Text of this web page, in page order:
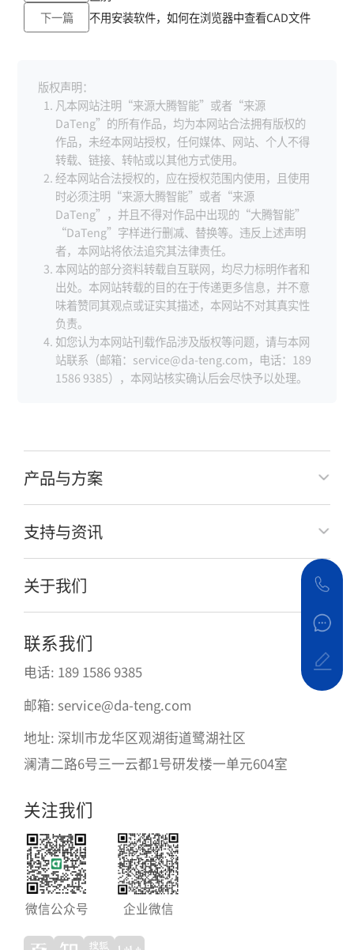
下一篇
不用安装软件，如何在浏览器中查看CAD文件
版权声明：
凡本网站注明“来源大腾智能”或者“来源
DaTeng”的所有作品，均为本网站合法拥有版权的
作品，未经本网站授权，任何媒体、网站、个人不得
转载、链接、转帖或以其他方式使用。
经本网站合法授权的，应在授权范围内使用，且使用
时必须注明“来源大腾智能”或者“来源
DaTeng”，并且不得对作品中出现的“大腾智能”
“DaTeng”字样进行删减、替换等。违反上述声明
者，本网站将依法追究其法律责任。
本网站的部分资料转载自互联网，均尽力标明作者和
出处。本网站转载的目的在于传递更多信息，并不意
味着赞同其观点或证实其描述，本网站不对其真实性
负责。
如您认为本网站刊载作品涉及版权等问题，请与本网
站联系（邮箱：service@da-teng.com，电话：189
1586 9385），本网站核实确认后会尽快予以处理。
产品与方案
支持与资讯
关于我们
联系我们
电话: 189 1586 9385
邮箱: service@da-teng.com
地址: 深圳市龙华区观湖街道鹭湖社区
澜清二路6号三一云都1号研发楼一单元604室
关注我们
微信公众号 企业微信